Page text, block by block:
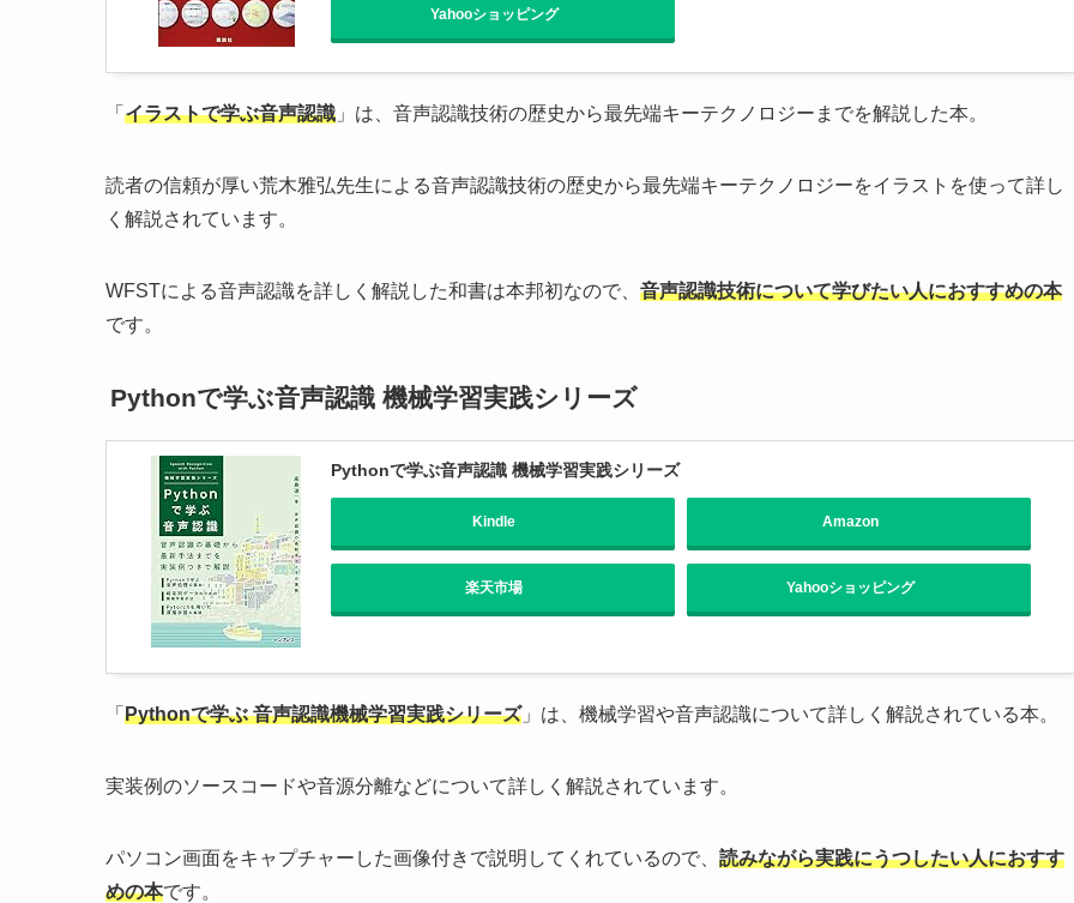
Yahooショッピング
「 イラストで学ぶ音声認識 」は、音声認識技術の歴史から最先端キーテクノロジーまでを解説した本。
読者の信頼が厚い荒木雅弘先生による音声認識技術の歴史から最先端キーテクノロジーをイラストを使って詳し
く解説されています。
WFSTによる音声認識を詳しく解説した和書は本邦初なので、 音声認識技術について学びたい人におすすめの本
です。
Pythonで学ぶ音声認識 機械学習実践シリーズ
Pythonで学ぶ音声認識 機械学習実践シリーズ
Kindle Amazon
楽天市場 Yahooショッピング
「 Pythonで学ぶ 音声認識機械学習実践シリーズ」は、機械学習や音声認識について詳しく解説されている本。
実装例のソースコードや音源分離などについて詳しく解説されています。
パソコン画面をキャプチャーした画像付きで説明してくれているので、 読みながら実践にうつしたい人におすす
めの本です。